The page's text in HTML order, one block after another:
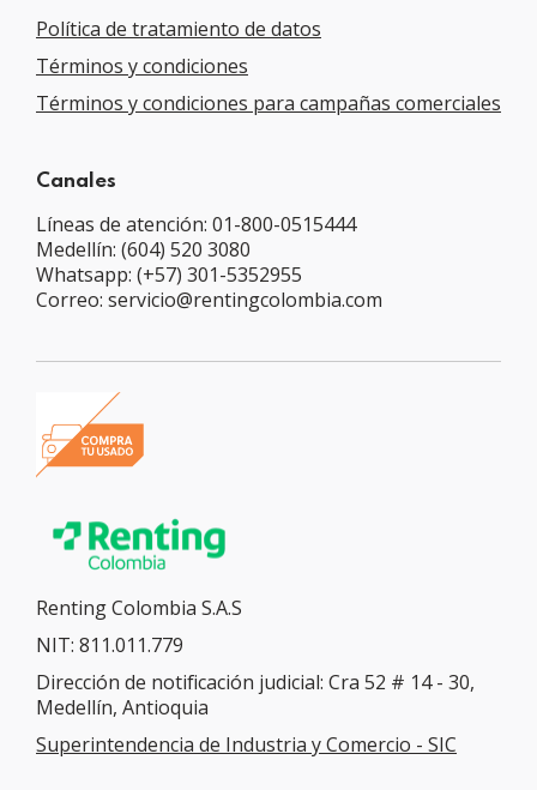
Política de tratamiento de datos
Términos y condiciones
Términos y condiciones para campañas comerciales
Canales
Líneas de atención: 01-800-0515444
Medellín: (604) 520 3080
Whatsapp: (+57) 301-5352955
Correo: servicio@rentingcolombia.com
Renting Colombia S.A.S
NIT: 811.011.779
Dirección de notificación judicial: Cra 52 # 14 - 30,
Medellín, Antioquia
Superintendencia de Industria y Comercio - SIC